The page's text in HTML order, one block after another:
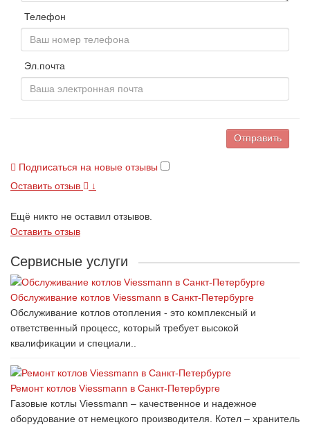
Телефон
Эл.почта
Отправить
Подписаться на новые отзывы
Оставить отзыв
↓
Ещё никто не оставил отзывов.
Оставить отзыв
Сервисные услуги
Обслуживание котлов Viessmann в Санкт-Петербурге
Обслуживание котлов отопления - это комплексный и
ответственный процесс, который требует высокой
квалификации и специали..
Ремонт котлов Viessmann в Санкт-Петербурге
Газовые котлы Viessmann – качественное и надежное
оборудование от немецкого производителя. Котел – хранитель